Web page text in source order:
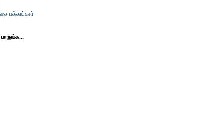
பக்கங்கள்
பாருங்க...